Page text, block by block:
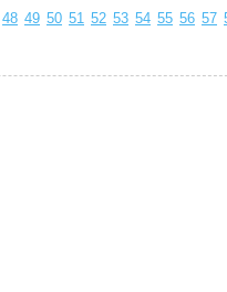
48 49 50 51 52 53 54 55 56 57